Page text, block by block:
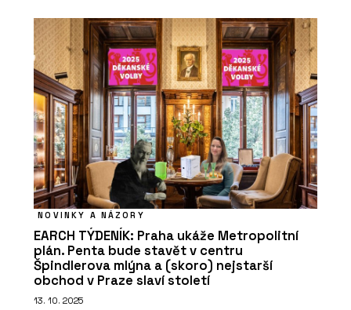
NOVINKY A NÁZORY
EARCH TÝDENÍK: Praha ukáže Metropolitní
plán. Penta bude stavět v centru
Špindlerova mlýna a (skoro) nejstarší
obchod v Praze slaví století
13. 10. 2025